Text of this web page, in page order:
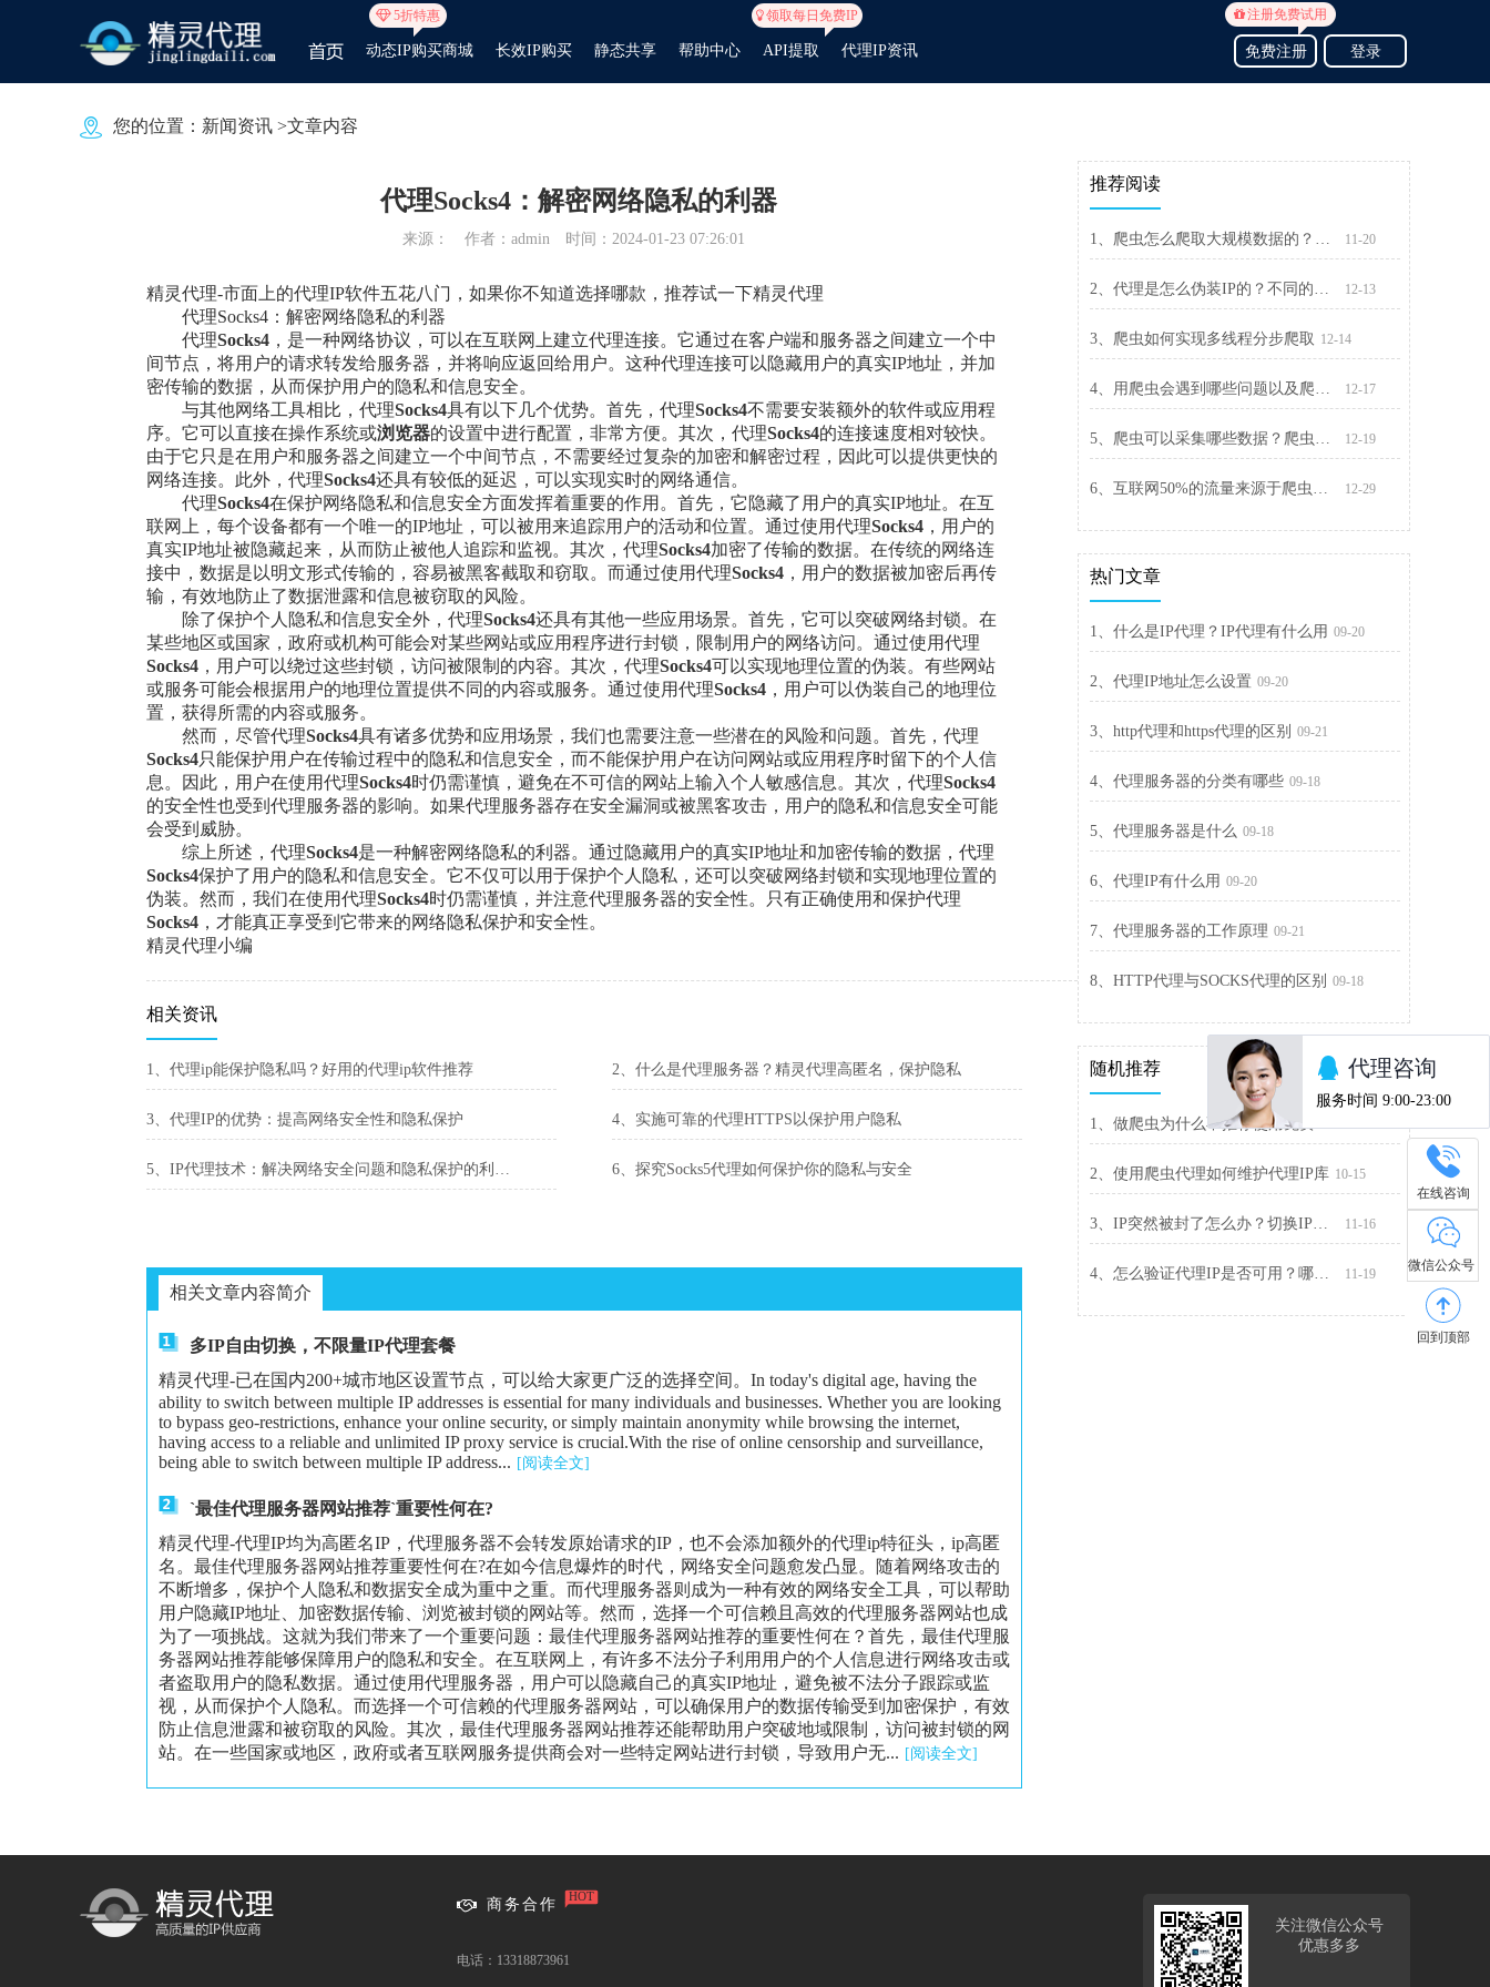
5折特惠
动态IP购买商城 长效IP购买 静态共享 帮助中心 API提取
领取每日免费IP
代理IP资讯 免费注册
注册免费试用
登录
您的位置： 新闻资讯 >文章内容
代理Socks4：解密网络隐私的利器
来源： 作者：admin 时间：2024-01-23 07:26:01
精灵代理-市面上的代理IP软件五花八门，如果你不知道选择哪款，推荐试一下精灵代理
代理Socks4：解密网络隐私的利器
代理Socks4 ，是一种网络协议，可以在互联网上建立代理连接。它通过在客户端和服务器之间建立一个中
间节点，将用户的请求转发给服务器，并将响应返回给用户。这种代理连接可以隐藏用户的真实IP地址，并加
密传输的数据，从而保护用户的隐私和信息安全。
与其他网络工具相比，代理Socks4具有以下几个优势。首先，代理Socks4不需要安装额外的软件或应用程
序。它可以直接在操作系统或浏览器的设置中进行配置，非常方便。其次，代理Socks4的连接速度相对较快。
由于它只是在用户和服务器之间建立一个中间节点，不需要经过复杂的加密和解密过程，因此可以提供更快的
网络连接。此外，代理Socks4还具有较低的延迟，可以实现实时的网络通信。
代理Socks4在保护网络隐私和信息安全方面发挥着重要的作用。首先，它隐藏了用户的真实IP地址。在互
联网上，每个设备都有一个唯一的IP地址，可以被用来追踪用户的活动和位置。通过使用代理Socks4 ，用户的
真实IP地址被隐藏起来，从而防止被他人追踪和监视。其次，代理Socks4加密了传输的数据。在传统的网络连
接中，数据是以明文形式传输的，容易被黑客截取和窃取。而通过使用代理Socks4 ，用户的数据被加密后再传
输，有效地防止了数据泄露和信息被窃取的风险。
除了保护个人隐私和信息安全外，代理Socks4还具有其他一些应用场景。首先，它可以突破网络封锁。在
某些地区或国家，政府或机构可能会对某些网站或应用程序进行封锁，限制用户的网络访问。通过使用代理
Socks4 ，用户可以绕过这些封锁，访问被限制的内容。其次，代理Socks4可以实现地理位置的伪装。有些网站
或服务可能会根据用户的地理位置提供不同的内容或服务。通过使用代理Socks4 ，用户可以伪装自己的地理位
置，获得所需的内容或服务。
然而，尽管代理Socks4具有诸多优势和应用场景，我们也需要注意一些潜在的风险和问题。首先，代理
Socks4只能保护用户在传输过程中的隐私和信息安全，而不能保护用户在访问网站或应用程序时留下的个人信
息。因此，用户在使用代理Socks4时仍需谨慎，避免在不可信的网站上输入个人敏感信息。其次，代理Socks4
的安全性也受到代理服务器的影响。如果代理服务器存在安全漏洞或被黑客攻击，用户的隐私和信息安全可能
会受到威胁。
综上所述，代理Socks4是一种解密网络隐私的利器。通过隐藏用户的真实IP地址和加密传输的数据，代理
Socks4保护了用户的隐私和信息安全。它不仅可以用于保护个人隐私，还可以突破网络封锁和实现地理位置的
伪装。然而，我们在使用代理Socks4时仍需谨慎，并注意代理服务器的安全性。只有正确使用和保护代理
Socks4 ，才能真正享受到它带来的网络隐私保护和安全性。
精灵代理小编
相关资讯
1、代理ip能保护隐私吗？好用的代理ip软件推荐 2、什么是代理服务器？精灵代理高匿名，保护隐私
3、代理IP的优势：提高网络安全性和隐私保护 4、实施可靠的代理HTTPS以保护用户隐私
5、IP代理技术：解决网络安全问题和隐私保护的利器。 6、探究Socks5代理如何保护你的隐私与安全
相关文章内容简介
多IP自由切换，不限量IP代理套餐
精灵代理-已在国内200+城市地区设置节点，可以给大家更广泛的选择空间。In today's digital age, having the
ability to switch between multiple IP addresses is essential for many individuals and businesses. Whether you are looking
to bypass geo-restrictions, enhance your online security, or simply maintain anonymity while browsing the internet,
having access to a reliable and unlimited IP proxy service is crucial.With the rise of online censorship and surveillance,
being able to switch between multiple IP address... [阅读全文]
`最佳代理服务器网站推荐`重要性何在?
精灵代理-代理IP均为高匿名IP，代理服务器不会转发原始请求的IP，也不会添加额外的代理ip特征头，ip高匿
名。最佳代理服务器网站推荐重要性何在?在如今信息爆炸的时代，网络安全问题愈发凸显。随着网络攻击的
不断增多，保护个人隐私和数据安全成为重中之重。而代理服务器则成为一种有效的网络安全工具，可以帮助
用户隐藏IP地址、加密数据传输、浏览被封锁的网站等。然而，选择一个可信赖且高效的代理服务器网站也成
为了一项挑战。这就为我们带来了一个重要问题：最佳代理服务器网站推荐的重要性何在？首先，最佳代理服
务器网站推荐能够保障用户的隐私和安全。在互联网上，有许多不法分子利用用户的个人信息进行网络攻击或
者盗取用户的隐私数据。通过使用代理服务器，用户可以隐藏自己的真实IP地址，避免被不法分子跟踪或监
视，从而保护个人隐私。而选择一个可信赖的代理服务器网站，可以确保用户的数据传输受到加密保护，有效
防止信息泄露和被窃取的风险。其次，最佳代理服务器网站推荐还能帮助用户突破地域限制，访问被封锁的网
站。在一些国家或地区，政府或者互联网服务提供商会对一些特定网站进行封锁，导致用户无... [阅读全文]
推荐阅读
1、爬虫怎么爬取大规模数据的？精灵代理千万IP池来帮忙 11-20
2、代理是怎么伪装IP的？不同的代理，隐藏IP的能力不一样 12-13
3、爬虫如何实现多线程分步爬取 12-14
4、用爬虫会遇到哪些问题以及爬虫常见问题案例分析 12-17
5、爬虫可以采集哪些数据？爬虫借用什么工具可以提高效率 12-19
6、互联网50%的流量来源于爬虫，爬虫喜欢爬哪些网站？ 12-29
热门文章
1、什么是IP代理？IP代理有什么用 09-20
2、代理IP地址怎么设置 09-20
3、http代理和https代理的区别 09-21
4、代理服务器的分类有哪些 09-18
5、代理服务器是什么 09-18
6、代理IP有什么用 09-20
7、代理服务器的工作原理 09-21
8、HTTP代理与SOCKS代理的区别 09-18
随机推荐
1、做爬虫为什么不推荐使用免费代理ip
2、使用爬虫代理如何维护代理IP库 10-15
3、IP突然被封了怎么办？切换IP解封最快 11-16
4、怎么验证代理IP是否可用？哪一款代理IP好用? 11-19
在线咨询
微信公众号
回到顶部
商务合作 HOT
电话：13318873961
关注微信公众号
优惠多多